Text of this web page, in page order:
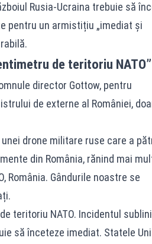
Rusia-Ucraina trebuie să
pentru un armistițiu „imediat și
de teritoriu NATO”
director Gottow, pentru
de externe al României,
drone militare ruse care a
din România, rănind mai
România. Gândurile noastre se
teritoriu NATO. Incidentul
să înceteze imediat. Statele